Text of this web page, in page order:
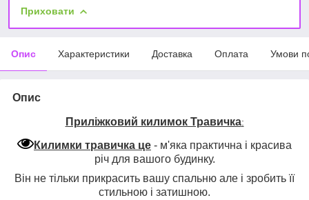
Приховати
Опис Характеристики Доставка Оплата Умови
Опис
Приліжковий килимок Травичка:
Килимки травичка це - м'яка практична і красива
річ для вашого будинку.
Він не тільки прикрасить вашу спальню але і зробить її
стильною і затишною.